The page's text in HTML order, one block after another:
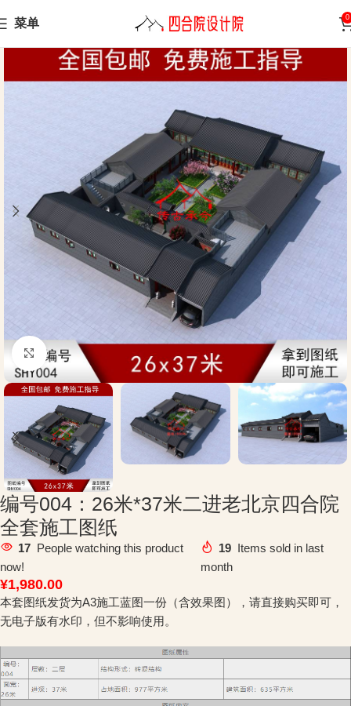
菜单 0
Home Siheyuan
Click to enlarge
编号004：26米*37米二进老北京四合院
全套施工图纸
17 People watching this product
now!
19 Items sold in last
month
¥1,980.00
本套图纸发货为A3施工蓝图一份（含效果图），请直接购买即可，
无电子版有水印，但不影响使用。